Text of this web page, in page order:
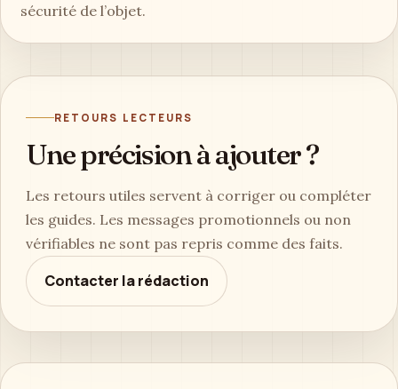
sécurité de l’objet.
RETOURS LECTEURS
Une précision à ajouter ?
Les retours utiles servent à corriger ou compléter
les guides. Les messages promotionnels ou non
vérifiables ne sont pas repris comme des faits.
Contacter la rédaction